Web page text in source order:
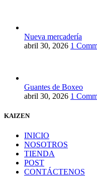
Nueva mercadería
abril 30, 2026 1
Guantes de Boxeo
abril 30, 2026 1
KAIZEN
INICIO
NOSOTROS
TIENDA
POST
CONTÁCTENOS